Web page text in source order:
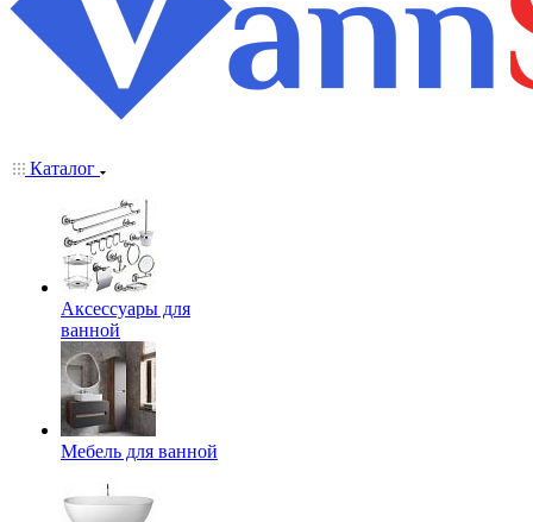
Каталог
Аксессуары для
ванной
Мебель для ванной